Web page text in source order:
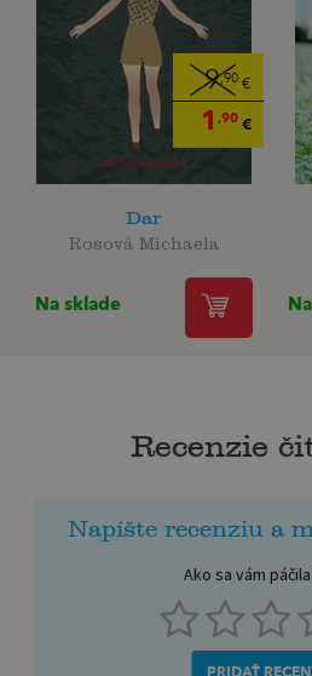
9,90€
1 ,90€
Dar
Rosová Michaela
Na sklade
Recenzie
Napíšte recenziu a
Ako sa vám
PRIDAŤ